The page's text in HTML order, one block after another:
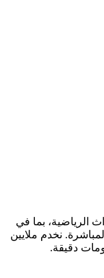
الرياضية، بما في
نخدم ملايين
دقيقة.